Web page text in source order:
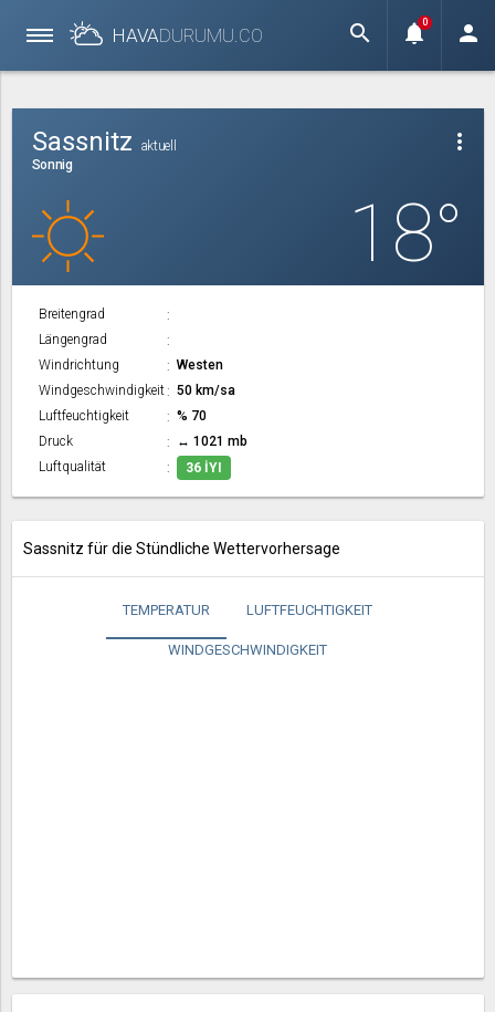
HAVADURUMU.CO search notifications
0 person
more_vert
Sassnitz
aktuell
Sonnig
18°
Breitengrad
Längengrad
Windrichtung
Westen
Windgeschwindigkeit
50 km/sa
Luftfeuchtigkeit
% 70
Druck
↔ 1021 mb
Luftqualität
36 İYI
Sassnitz für die Stündliche Wettervorhersage
TEMPERATUR LUFTFEUCHTIGKEIT
WINDGESCHWINDIGKEIT